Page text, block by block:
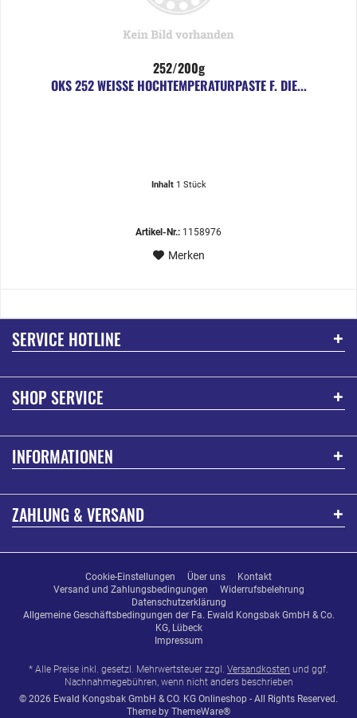
252/200g
OKS 252 WEISSE HOCHTEMPERATURPASTE F. DIE...
Inhalt 1 Stück
Artikel-Nr.: 1158976
Merken
SERVICE HOTLINE
SHOP SERVICE
INFORMATIONEN
ZAHLUNG & VERSAND
Cookie-Einstellungen Über uns
Kontakt
Versand und Zahlungsbedingungen
Widerrufsbelehrung
Datenschutzerklärung
Allgemeine Geschäftsbedingungen der Fa. Ewald Kongsbak GmbH & Co.
KG, Lübeck
Impressum
* Alle Preise inkl. gesetzl. Mehrwertsteuer zzgl. Versandkosten und ggf.
Nachnahmegebühren, wenn nicht anders beschrieben
© 2026 Ewald Kongsbak GmbH & CO. KG Onlineshop - All Rights Reserved.
Theme by ThemeWare®